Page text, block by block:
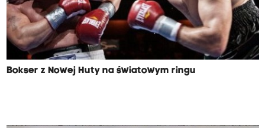
Bokser z Nowej Huty na światowym ringu